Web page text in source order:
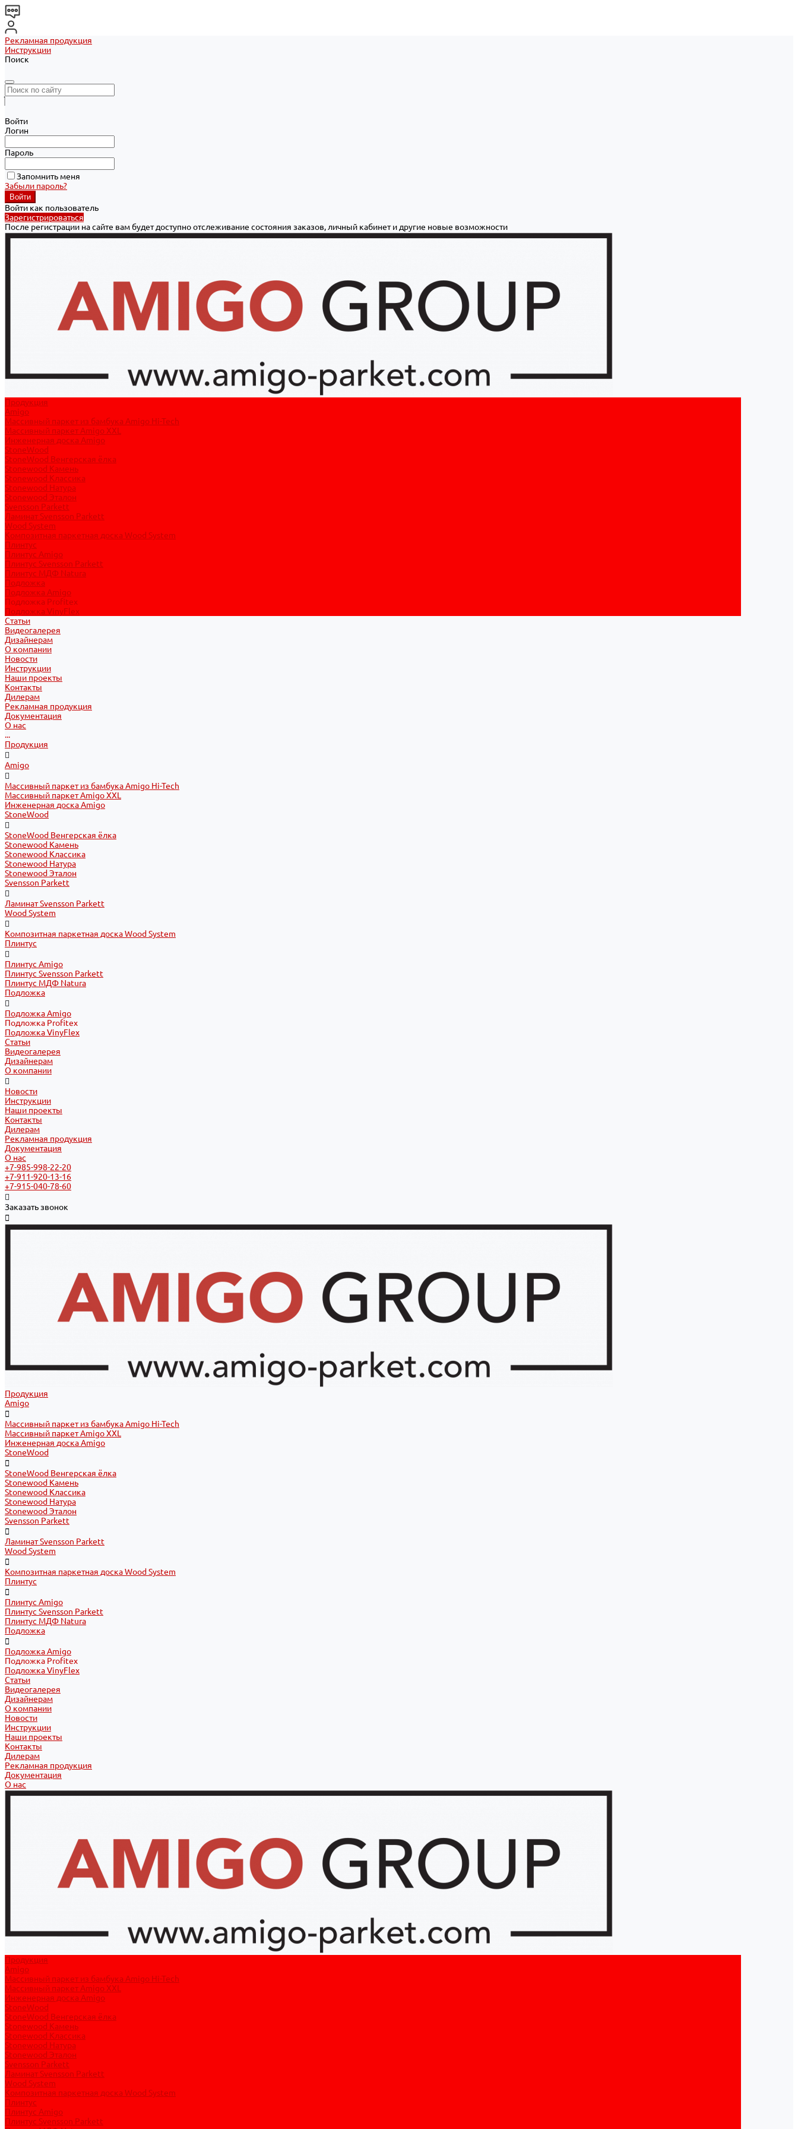
Рекламная продукция
Инструкции
Поиск
Войти
Логин
Пароль
Запомнить меня
Забыли пароль?
Войти как пользователь
Зарегистрироваться
После регистрации на сайте вам будет доступно отслеживание состояния заказов, личный кабинет и другие новые возможности
Продукция
Amigo
Массивный паркет из бамбука Amigo Hi-Tech
Массивный паркет Amigo XXL
Инженерная доска Amigo
StoneWood
StoneWood Венгерская ёлка
Stonewood Камень
Stonewood Классика
Stonewood Натура
Stonewood Эталон
Svensson Parkett
Ламинат Svensson Parkett
Wood System
Композитная паркетная доска Wood System
Плинтус
Плинтус Amigo
Плинтус Svensson Parkett
Плинтус МДФ Natura
Подложка
Подложка Amigo
Подложка Profitex
Подложка VinyFlex
Статьи
Видеогалерея
Дизайнерам
О компании
Новости
Инструкции
Наши проекты
Контакты
Дилерам
Рекламная продукция
Документация
О нас
...
Продукция
Amigo
Массивный паркет из бамбука Amigo Hi-Tech
Массивный паркет Amigo XXL
Инженерная доска Amigo
StoneWood
StoneWood Венгерская ёлка
Stonewood Камень
Stonewood Классика
Stonewood Натура
Stonewood Эталон
Svensson Parkett
Ламинат Svensson Parkett
Wood System
Композитная паркетная доска Wood System
Плинтус
Плинтус Amigo
Плинтус Svensson Parkett
Плинтус МДФ Natura
Подложка
Подложка Amigo
Подложка Profitex
Подложка VinyFlex
Статьи
Видеогалерея
Дизайнерам
О компании
Новости
Инструкции
Наши проекты
Контакты
Дилерам
Рекламная продукция
Документация
О нас
+7-985-998-22-20
+7-911-920-13-16
+7-915-040-78-60
Заказать звонок
Продукция
Amigo
Массивный паркет из бамбука Amigo Hi-Tech
Массивный паркет Amigo XXL
Инженерная доска Amigo
StoneWood
StoneWood Венгерская ёлка
Stonewood Камень
Stonewood Классика
Stonewood Натура
Stonewood Эталон
Svensson Parkett
Ламинат Svensson Parkett
Wood System
Композитная паркетная доска Wood System
Плинтус
Плинтус Amigo
Плинтус Svensson Parkett
Плинтус МДФ Natura
Подложка
Подложка Amigo
Подложка Profitex
Подложка VinyFlex
Статьи
Видеогалерея
Дизайнерам
О компании
Новости
Инструкции
Наши проекты
Контакты
Дилерам
Рекламная продукция
Документация
О нас
Продукция
Amigo
Массивный паркет из бамбука Amigo Hi-Tech
Массивный паркет Amigo XXL
Инженерная доска Amigo
StoneWood
StoneWood Венгерская ёлка
Stonewood Камень
Stonewood Классика
Stonewood Натура
Stonewood Эталон
Svensson Parkett
Ламинат Svensson Parkett
Wood System
Композитная паркетная доска Wood System
Плинтус
Плинтус Amigo
Плинтус Svensson Parkett